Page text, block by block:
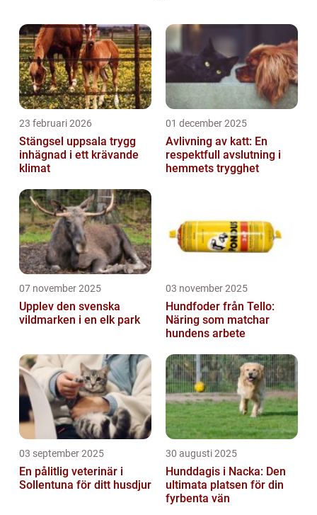
23 februari 2026
Stängsel uppsala trygg
inhägnad i ett krävande
klimat
01 december 2025
Avlivning av katt: En
respektfull avslutning i
hemmets trygghet
07 november 2025
Upplev den svenska
vildmarken i en elk park
03 november 2025
Hundfoder från Tello:
Näring som matchar
hundens arbete
03 september 2025
En pålitlig veterinär i
Sollentuna för ditt husdjur
30 augusti 2025
Hunddagis i Nacka: Den
ultimata platsen för din
fyrbenta vän